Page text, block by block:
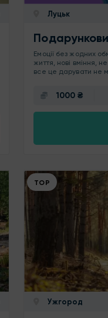
Луцьк
Емоції без жодних
життя, нові вміння,
все це дарувати не
1000 ₴
ТОР
Ужгород